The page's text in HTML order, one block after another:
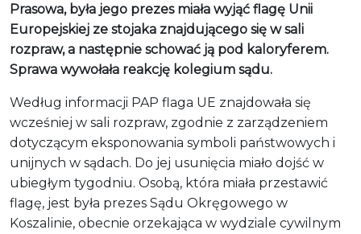
Prasowa, była jego prezes miała wyjąć flagę Unii
Europejskiej ze stojaka znajdującego się w sali
rozpraw, a następnie schować ją pod kaloryferem.
Sprawa wywołała reakcję kolegium sądu.
Według informacji PAP flaga UE znajdowała się
wcześniej w sali rozpraw, zgodnie z zarządzeniem
dotyczącym eksponowania symboli państwowych i
unijnych w sądach. Do jej usunięcia miało dojść w
ubiegłym tygodniu. Osobą, która miała przestawić
flagę, jest była prezes Sądu Okręgowego w
Koszalinie, obecnie orzekająca w wydziale cywilnym